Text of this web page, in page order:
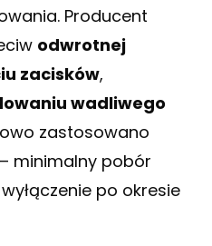
Producent
odwrotnej
zacisków,
wadliwego
zastosowano
– minimalny pobór
po okresie